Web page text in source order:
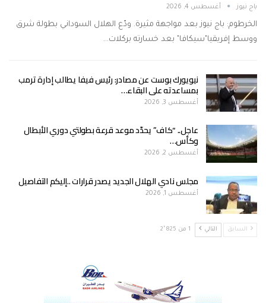
باج نيوز أغسطس 4, 2026
الخرطوم: باج نيوز بعد مواجهة مثيرة. ودّع الهلال السوداني بطولة شرق
ووسط إفريقيا"سيكافا" بعد خسارته بركلات…
نيويورك بوست عن مصادر: رئيس فيفا يطالب إدارة ترمب
بمساعدته على البقاء…
أغسطس 3, 2026
عاجل.. “كاف” يحدّد موعد قرعة بطولتي دوري الأبطال
وكأس…
أغسطس 2, 2026
مجلس نادي الهلال الجديد يصدر قرارات ..إليكم التفاصيل
أغسطس 1, 2026
السابق التالي 1 من 2٬825